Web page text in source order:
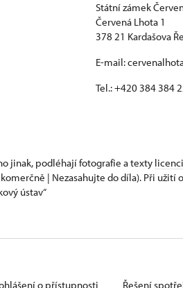
Státní zámek
Červená Lhota 1
378 21 Kardašova
E-mail:
Tel.: +420 384 384
jinak, podléhají fotografie a texty
| Nezasahujte do díla). Při užití
ústav“
o přístupnosti Řešení